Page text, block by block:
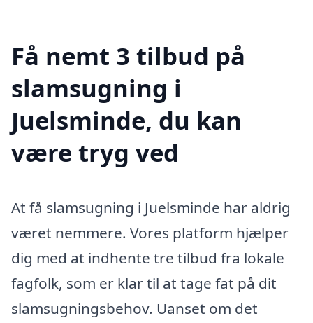
Få nemt 3 tilbud på
slamsugning i
Juelsminde, du kan
være tryg ved
At få slamsugning i Juelsminde har aldrig
været nemmere. Vores platform hjælper
dig med at indhente tre tilbud fra lokale
fagfolk, som er klar til at tage fat på dit
slamsugningsbehov. Uanset om det